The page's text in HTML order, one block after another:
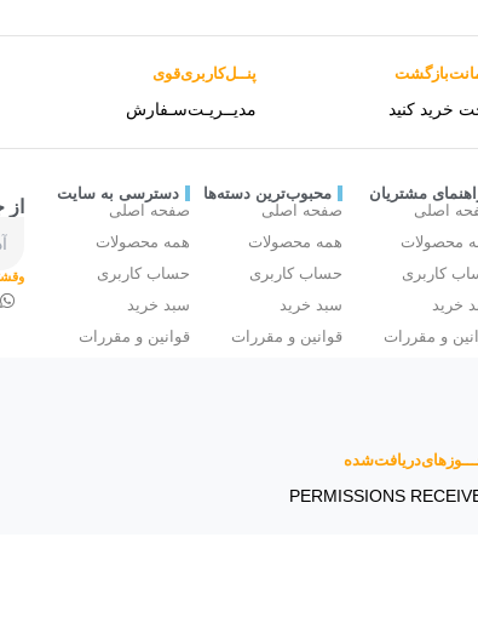
خرید کنید
پنــل‌کاربری‌قوی
مدیــریـت‌سـفارش
مشتریان
اصلی
محصولات
کاربری
خرید
و مقررات
محبوب‌ترین دسته‌ها
صفحه اصلی
همه محصولات
حساب کاربری
سبد خرید
قوانین و مقررات
دسترسی به سایت
صفحه اصلی
همه محصولات
حساب کاربری
سبد خرید
قوانین و مقررات
PERMISSIONS